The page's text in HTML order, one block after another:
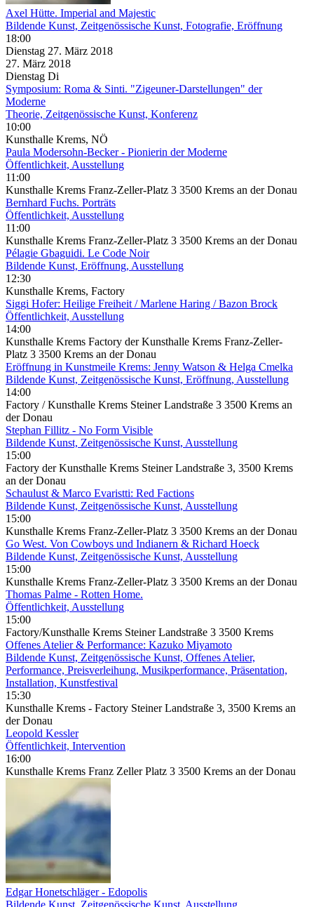
Axel Hütte. Imperial and Majestic
Bildende Kunst, Zeitgenössische Kunst, Fotografie, Eröffnung
18:00
Dienstag 27. März 2018
27. März 2018
Dienstag Di
Symposium: Roma & Sinti. "Zigeuner-Darstellungen" der
Moderne
Theorie, Zeitgenössische Kunst, Konferenz
10:00
Kunsthalle Krems, NÖ
Paula Modersohn-Becker - Pionierin der Moderne
Öffentlichkeit, Ausstellung
11:00
Kunsthalle Krems Franz-Zeller-Platz 3 3500 Krems an der Donau
Bernhard Fuchs. Porträts
Öffentlichkeit, Ausstellung
11:00
Kunsthalle Krems Franz-Zeller-Platz 3 3500 Krems an der Donau
Pélagie Gbaguidi. Le Code Noir
Bildende Kunst, Eröffnung, Ausstellung
12:30
Kunsthalle Krems, Factory
Siggi Hofer: Heilige Freiheit / Marlene Haring / Bazon Brock
Öffentlichkeit, Ausstellung
14:00
Kunsthalle Krems Factory der Kunsthalle Krems Franz-Zeller-
Platz 3 3500 Krems an der Donau
Eröffnung in Kunstmeile Krems: Jenny Watson & Helga Cmelka
Bildende Kunst, Zeitgenössische Kunst, Eröffnung, Ausstellung
14:00
Factory / Kunsthalle Krems Steiner Landstraße 3 3500 Krems an
der Donau
Stephan Fillitz - No Form Visible
Bildende Kunst, Zeitgenössische Kunst, Ausstellung
15:00
Factory der Kunsthalle Krems Steiner Landstraße 3, 3500 Krems
an der Donau
Schaulust & Marco Evaristti: Red Factions
Bildende Kunst, Zeitgenössische Kunst, Ausstellung
15:00
Kunsthalle Krems Franz-Zeller-Platz 3 3500 Krems an der Donau
Go West. Von Cowboys und Indianern & Richard Hoeck
Bildende Kunst, Zeitgenössische Kunst, Ausstellung
15:00
Kunsthalle Krems Franz-Zeller-Platz 3 3500 Krems an der Donau
Thomas Palme - Rotten Home.
Öffentlichkeit, Ausstellung
15:00
Factory/Kunsthalle Krems Steiner Landstraße 3 3500 Krems
Offenes Atelier & Performance: Kazuko Miyamoto
Bildende Kunst, Zeitgenössische Kunst, Offenes Atelier,
Performance, Preisverleihung, Musikperformance, Präsentation,
Installation, Kunstfestival
15:30
Kunsthalle Krems - Factory Steiner Landstraße 3, 3500 Krems an
der Donau
Leopold Kessler
Öffentlichkeit, Intervention
16:00
Kunsthalle Krems Franz Zeller Platz 3 3500 Krems an der Donau
Edgar Honetschläger - Edopolis
Bildende Kunst, Zeitgenössische Kunst, Ausstellung